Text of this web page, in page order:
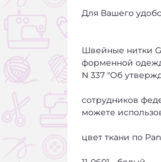
Для Вашего
Швейные нитки
форменной
N 337 "Об
сотрудников
можете
цвет ткани по